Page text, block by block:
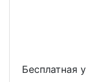
Бесплатная